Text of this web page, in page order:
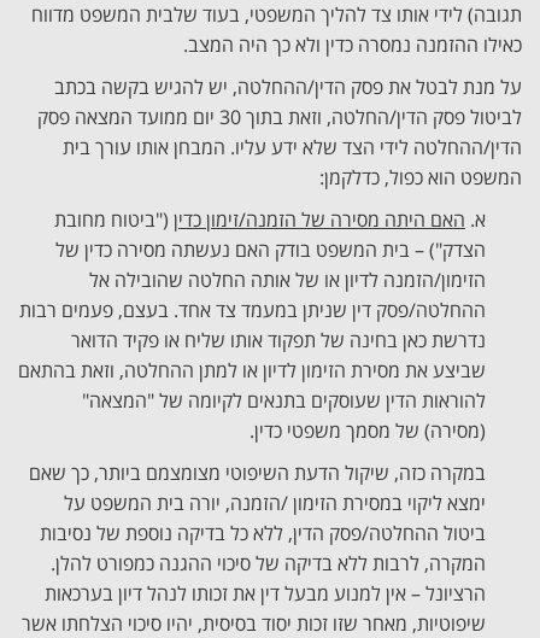
תגובה) לידי אותו צד להליך המשפטי, בעוד שלבית המשפט מדווח
כאילו ההזמנה נמסרה כדין ולא כך היה המצב.
על מנת לבטל את פסק הדין/ההחלטה, יש להגיש בקשה בכתב
לביטול פסק הדין/החלטה, וזאת בתוך 30 יום ממועד המצאה פסק
הדין/ההחלטה לידי הצד שלא ידע עליו. המבחן אותו עורך בית
המשפט הוא כפול, כדלקמן:
א. האם היתה מסירה של הזמנה/זימון כדין ("ביטוח מחובת
הצדק") – בית המשפט בודק האם נעשתה מסירה כדין של
הזימון/הזמנה לדיון או של אותה החלטה שהובילה אל
ההחלטה/פסק דין שניתן במעמד צד אחד. בעצם, פעמים רבות
נדרשת כאן בחינה של תפקוד אותו שליח או פקיד הדואר
שביצע את מסירת הזימון לדיון או למתן ההחלטה, וזאת בהתאם
להוראות הדין שעוסקים בתנאים לקיומה של "המצאה"
(מסירה) של מסמך משפטי כדין.
במקרה כזה, שיקול הדעת השיפוטי מצומצמם ביותר, כך שאם
ימצא ליקוי במסירת הזימון /הזמנה, יורה בית המשפט על
ביטול ההחלטה/פסק הדין, ללא כל בדיקה נוספת של נסיבות
המקרה, לרבות ללא בדיקה של סיכוי ההגנה כמפורט להלן.
הרציונל – אין למנוע מבעל דין את זכותו לנהל דיון בערכאות
שיפוטיות, מאחר שזו זכות יסוד בסיסית, יהיו סיכוי הצלחתו אשר